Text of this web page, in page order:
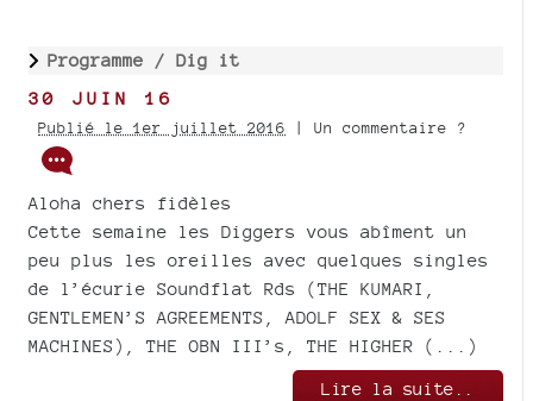
Programme / Dig it
30 JUIN 16
Publié le 1er juillet 2016 | Un commentaire ?
Aloha chers fidèles
Cette semaine les Diggers vous abîment un
peu plus les oreilles avec quelques singles
de l’écurie Soundflat Rds (THE KUMARI,
GENTLEMEN’S AGREEMENTS, ADOLF SEX & SES
MACHINES), THE OBN III’s, THE HIGHER (...)
Lire la suite..